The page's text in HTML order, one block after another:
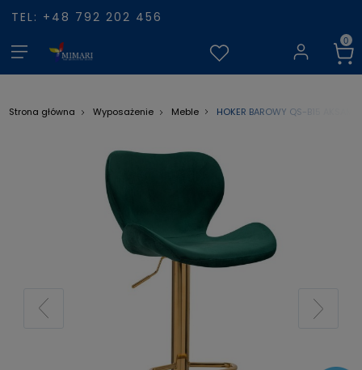
TEL: +48 792 202 456
Strona główna Wyposażenie Meble HOKER BAROWY QS-B15